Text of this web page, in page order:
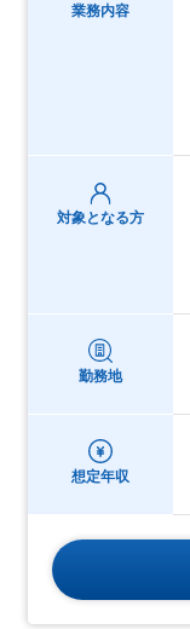
業務内容
対象となる方
勤務地
想定年収